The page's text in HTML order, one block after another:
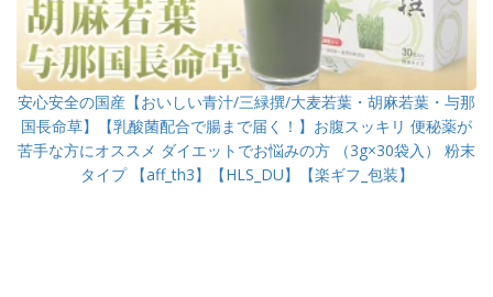
安心安全の国産【おいしい青汁/三緑撰/大麦若葉・胡麻若葉・与那
国長命草】【乳酸菌配合で腸まで届く！】お腹スッキリ 便秘薬が
苦手な方にオススメ ダイエットでお悩みの方 （3g×30袋入） 粉末
タイプ 【aff_th3】【HLS_DU】【楽ギフ_包装】